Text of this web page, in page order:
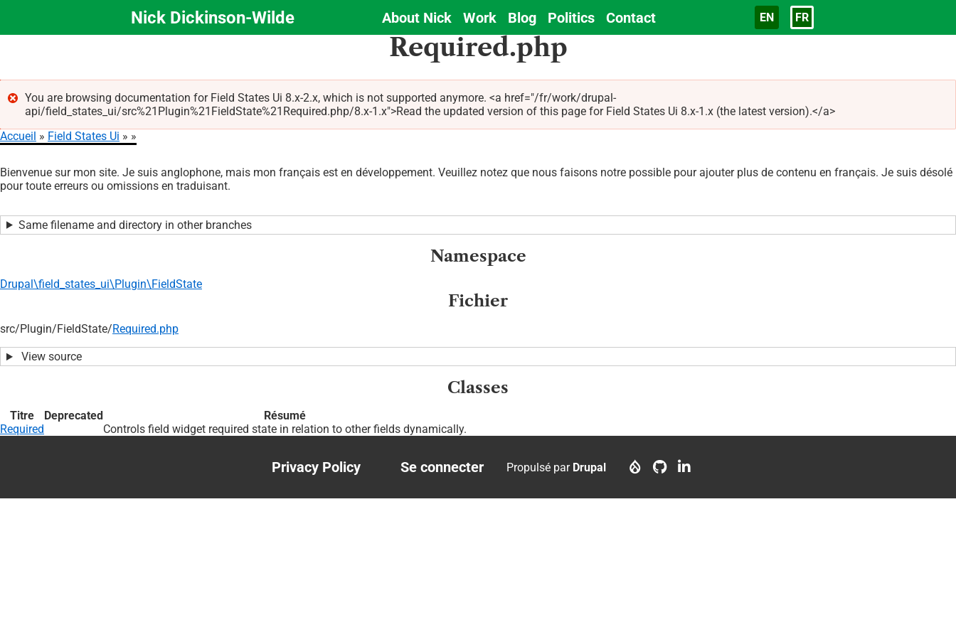
Aller
principal
Nick Dickinson-Wilde
Main
navigation
About Nick Work Blog Politics Contact Langue
EN FR
Required.php
Message
d'erreur
You are browsing documentation for Field States Ui 8.x-2.x, which is not supported anymore. <a href="/fr/work/drupal-
api/field_states_ui/src%21Plugin%21FieldState%21Required.php/8.x-1.x">Read the updated version of this page for Field States Ui 8.x-1.x (the latest version).</a>
d'Ariane
Accueil Field States Ui
Bienvenue sur mon site. Je suis anglophone, mais mon français est en développement. Veuillez notez que nous faisons notre possible pour ajouter plus de contenu en français. Je suis désolé
pour toute erreurs ou omissions en traduisant.
Same filename and directory in other branches
Namespace
Drupal\field_states_ui\Plugin\FieldState
Fichier
src/Plugin/FieldState/Required.php
View source
Classes
Titre Deprecated
Résumé
Required
Controls field widget required state in relation to other fields dynamically.
Footer
menu
Privacy Policy
account
Se connecter Propulsé par Drupal